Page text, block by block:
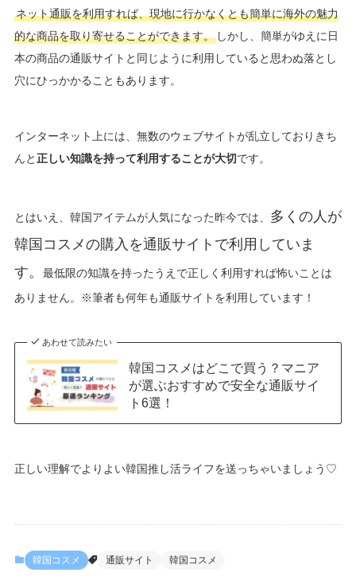
ネット通販を利用すれば、現地に行かなくとも簡単に海外の魅力
的な商品を取り寄せることができます。しかし、簡単がゆえに日
本の商品の通販サイトと同じように利用していると思わぬ落とし
穴にひっかかることもあります。
インターネット上には、無数のウェブサイトが乱立しておりきち
んと正しい知識を持って利用することが大切です。
とはいえ、韓国アイテムが人気になった昨今では、 多くの人が
韓国コスメの購入を通販サイトで利用していま
す。
最低限の知識を持ったうえで正しく利用すれば怖いことは
ありません。※筆者も何年も通販サイトを利用しています！
あわせて読みたい
韓国コスメはどこで買う？マニア
が選ぶおすすめで安全な通販サイ
ト6選！
正しい理解でよりよい韓国推し活ライフを送っちゃいましょう♡
韓国コスメ 通販サイト 韓国コスメ